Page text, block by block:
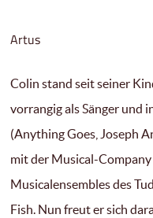
Artus
Colin stand seit seiner
vorrangig als Sänger und
(Anything Goes, Joseph
mit der Musical-Company
Musicalensembles des
Fish. Nun freut er sich